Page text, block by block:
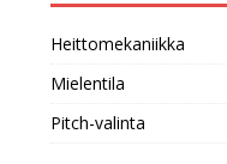
Heittomekaniikka
Mielentila
Pitch-valinta